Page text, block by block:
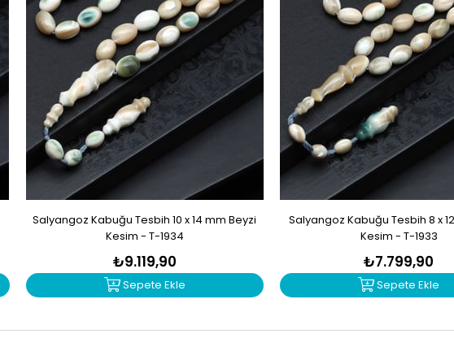
Salyangoz Kabuğu Tesbih 10 x 14 mm Beyzi
Kesim - T-1934
₺9.119,90
Sepete Ekle
Salyangoz Kabuğu Tesbih 8 x
Kesim - T-1933
₺7.799,90
Sepete Ekle